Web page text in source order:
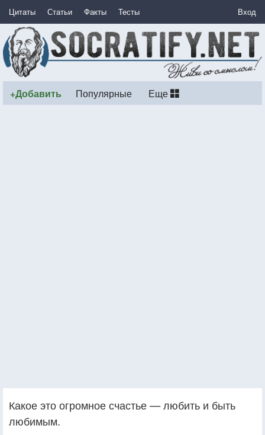
Цитаты Статьи Факты Тесты Вход
+Добавить Популярные Еще
Какое это огромное счастье — любить и быть
любимым.